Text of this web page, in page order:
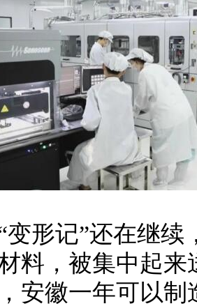
变形记”还在继续
料，被集中起来
安徽一年可以制